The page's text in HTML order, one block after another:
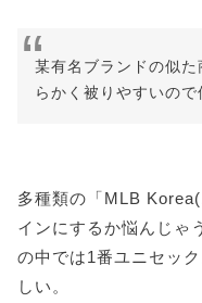
某有名ブランドの似
らかく被りやすいの
多種類の「MLB
インにするか悩んじゃ
の中では1番ユニセッ
しい。